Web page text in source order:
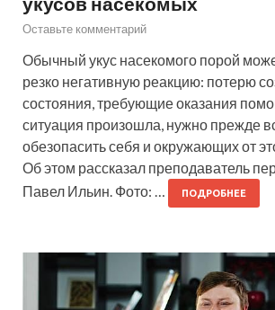
Оставьте комментарий
Обычный укус насекомого порой
резко негативную реакцию: потерю
состояния, требующие оказания
ситуация произошла, нужно прежде
обезопасить себя и окружающих от
Об этом рассказал преподаватель
Павел Ильин. Фото: …
ПОДРОБНЕЕ